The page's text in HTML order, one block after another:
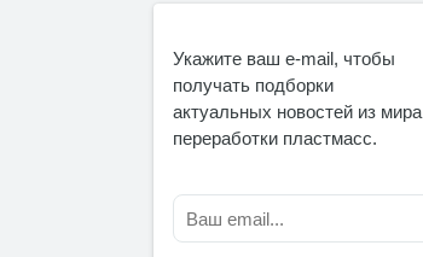
Укажите ваш e-mail, чтобы
получать подборки
актуальных новостей из мира
переработки пластмасс.